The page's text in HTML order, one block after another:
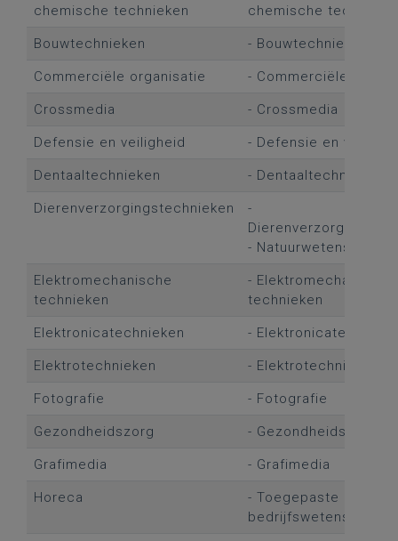
chemische technieken
chemische
Bouwtechnieken - Bouwtechnieken
Commerciële organisatie - Commerciële
Crossmedia - Crossmedia
Defensie en veiligheid - Defensie en
Dentaaltechnieken - Dentaaltechnieken
Dierenverzorgingstechnieken
-
-
Elektromechanische
technieken
- Elektromechanische
technieken
Elektronicatechnieken -
Elektrotechnieken - Elektrotechnieken
Fotografie - Fotografie
Gezondheidszorg - Gezondheidszorg
Grafimedia - Grafimedia
Horeca
- Toegepaste